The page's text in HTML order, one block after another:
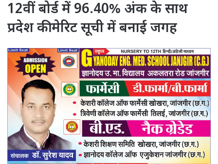
12वीं बोर्ड में 96.40% अंक के साथ
प्रदेश की मेरिट सूची में बनाई जगह